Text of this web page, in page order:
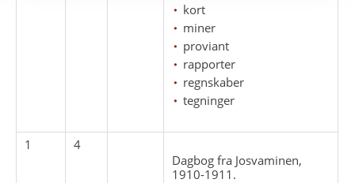
kort
miner
proviant
rapporter
regnskaber
tegninger
1
4
Dagbog fra Josvaminen,
1910-1911.